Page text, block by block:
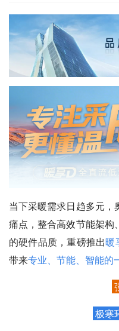
当下采暖需求日趋多元
痛点，整合高效节能架构
的硬件品质，重磅推出暖
带来专业、节能、智能的
极寒